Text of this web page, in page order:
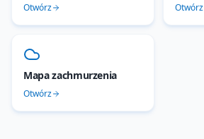
Otwórz Otwórz
Mapa zachmurzenia
Otwórz